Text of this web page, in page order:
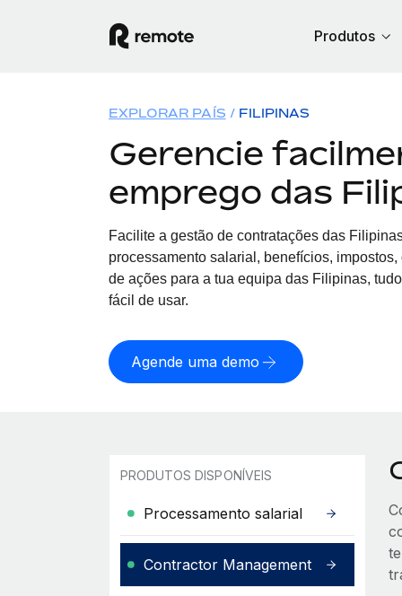
Produtos
EXPLORAR PAÍS FILIPINAS
Gerencie
emprego das
Facilite a gestão de contratações das
processamento salarial, benefícios,
de ações para a tua equipa dasFilipinas,
fácil de usar.
Agende uma demo
PRODUTOS DISPONÍVEIS
Processamento salarial
Contractor Management